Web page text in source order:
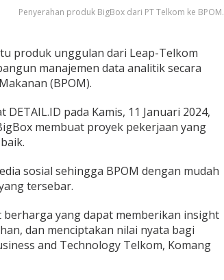
Penyerahan produk BigBox dari PT Telkom ke BPOM.
produk unggulan dari Leap-Telkom
manajemen data analitik secara
(BPOM).
pada Kamis, 11 Januari 2024,
membuat proyek pekerjaan yang
sosial sehingga BPOM dengan mudah
tersebar.
berharga yang dapat memberikan insight
dan menciptakan nilai nyata bagi
and Technology Telkom, Komang